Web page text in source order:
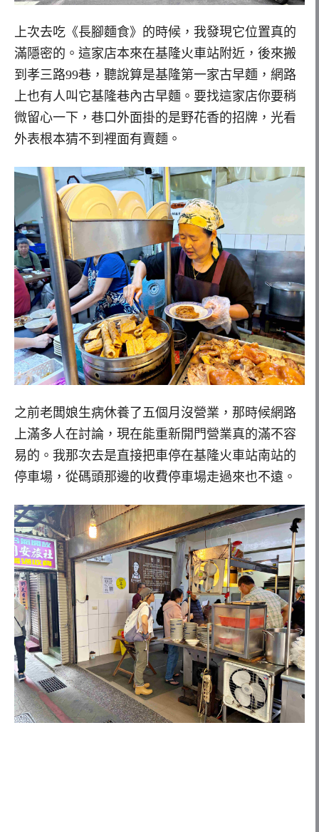
上次去吃《長腳麵食》的時候，我發現它位置真的
滿隱密的。這家店本來在基隆火車站附近，後來搬
到孝三路99巷，聽說算是基隆第一家古早麵，網路
上也有人叫它基隆巷內古早麵。要找這家店你要稍
微留心一下，巷口外面掛的是野花香的招牌，光看
外表根本猜不到裡面有賣麵。
之前老闆娘生病休養了五個月沒營業，那時候網路
上滿多人在討論，現在能重新開門營業真的滿不容
易的。我那次去是直接把車停在基隆火車站南站的
停車場，從碼頭那邊的收費停車場走過來也不遠。